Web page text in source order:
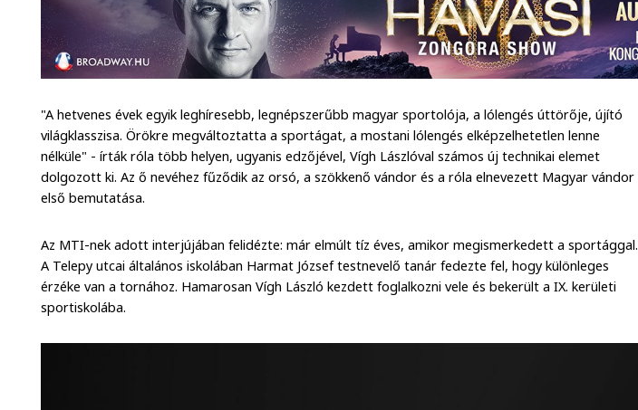
"A hetvenes évek egyik leghíresebb, legnépszerűbb magyar sportolója, a lólengés úttörője, újító
világklasszisa. Örökre megváltoztatta a sportágat, a mostani lólengés elképzelhetetlen lenne
nélküle" - írták róla több helyen, ugyanis edzőjével, Vígh Lászlóval számos új technikai elemet
dolgozott ki. Az ő nevéhez fűződik az orsó, a szökkenő vándor és a róla elnevezett Magyar vándor
első bemutatása.
Az MTI-nek adott interjújában felidézte: már elmúlt tíz éves, amikor megismerkedett a sportággal.
A Telepy utcai általános iskolában Harmat József testnevelő tanár fedezte fel, hogy különleges
érzéke van a tornához. Hamarosan Vígh László kezdett foglalkozni vele és bekerült a IX. kerületi
sportiskolába.